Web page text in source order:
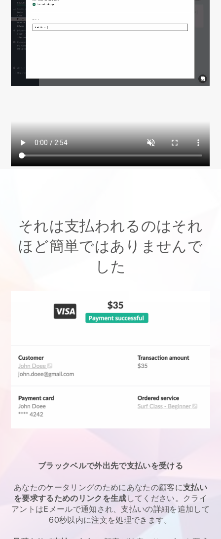
それは支払われるのはそれ
ほど簡単ではありませんで
した
ブラックベルで外出先で支払いを受ける
あなたのケータリングのためにあなたの顧客に支払い
を要求するためのリンクを生成 してください。クライ
アントはEメールで通知され、支払いの詳細を追加して
60秒以内に注文を処理できます。